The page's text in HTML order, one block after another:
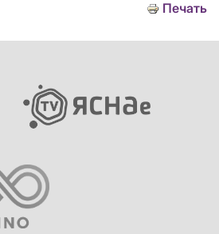
Печать